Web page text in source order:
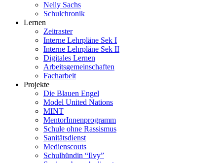
Nelly Sachs
Schulchronik
Lernen
Zeitraster
Interne Lehrpläne Sek I
Interne Lehrpläne Sek II
Digitales Lernen
Arbeitsgemeinschaften
Facharbeit
Projekte
Die Blauen Engel
Model United Nations
MINT
MentorInnenprogramm
Schule ohne Rassismus
Sanitätsdienst
Medienscouts
Schulhündin “Ilvy”